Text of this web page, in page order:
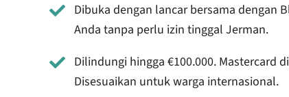
Dibuka dengan lancar bersama dengan
Anda tanpa perlu izin tinggal Jerman.
Dilindungi hingga €100.000. Mastercard
Disesuaikan untuk warga internasional.